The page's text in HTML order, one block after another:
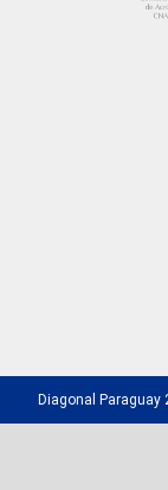
Diagonal Paraguay